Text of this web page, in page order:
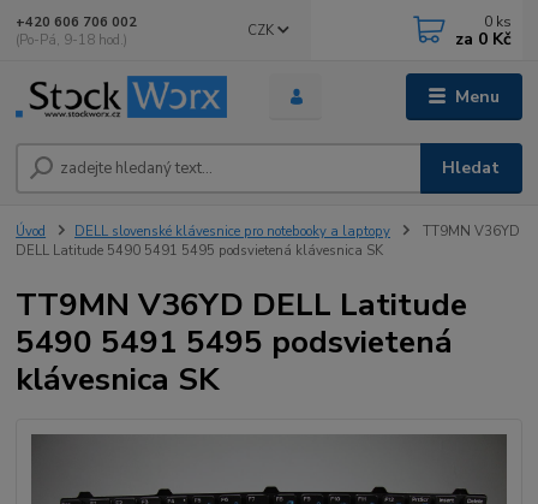
Menu
CZK
Hledat
+420 606 706 002
(Po-Pá, 9-18 hod.)
0 ks
za 0 Kč
Úvod DELL slovenské klávesnice pro notebooky a laptopy
TT9MN V36YD
DELL Latitude 5490 5491 5495 podsvietená klávesnica SK
TT9MN V36YD DELL Latitude
5490 5491 5495 podsvietená
klávesnica SK